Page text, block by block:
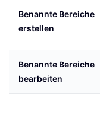
Benannte Bereiche
erstellen
Benannte Bereiche
bearbeiten